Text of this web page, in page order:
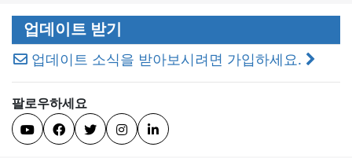
기
업데이트 받기
업데이트 소식을 받아보시려면 가입하세요.
팔로우하세요
    